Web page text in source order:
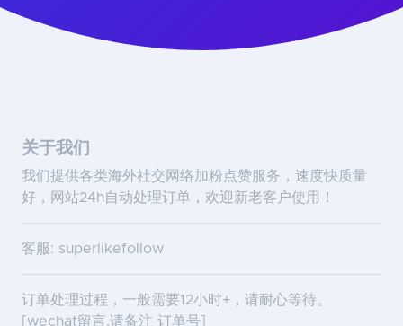
关于我们
我们提供各类海外社交网络加粉点赞服务，速度快质量
好，网站24h自动处理订单，欢迎新老客户使用！
客服: superlikefollow
订单处理过程，一般需要12小时+，请耐心等待。
[wechat留言,请备注 订单号]